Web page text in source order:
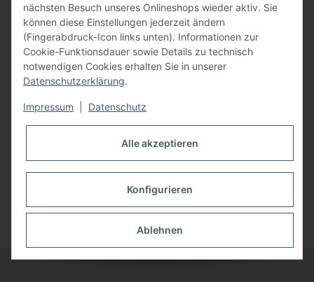
Info - Artikel
Stellenanzeigen
nächsten Besuch unseres Onlineshops wieder aktiv. Sie
können diese Einstellungen jederzeit ändern
(Fingerabdruck-Icon links unten). Informationen zur
Cookie-Funktionsdauer sowie Details zu technisch
notwendigen Cookies erhalten Sie in unserer
Datenschutzerklärung.
Impressum Datenschutz
Alle akzeptieren
Konfigurieren
Ablehnen